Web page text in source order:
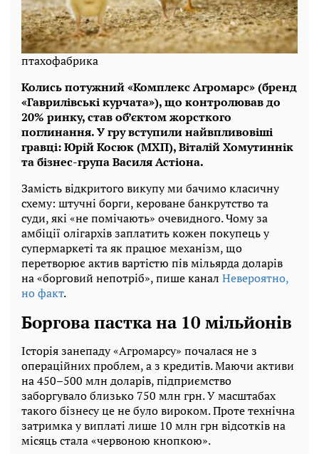
птахофабрика
Колись потужний «Комплекс Агромарс» (бренд
«Гаврилівські курчата»), що контролював до
20% ринку, став об’єктом жорсткого
поглинання. У гру вступили найвпливовіші
гравці: Юрій Косюк (МХП), Віталій Хомутиннік
та бізнес-група Василя Астіона.
Замість відкритого викупу ми бачимо класичну
схему: штучні борги, кероване банкрутство та
суди, які «не помічають» очевидного. Чому за
амбіції олігархів заплатить кожен покупець у
супермаркеті та як працює механізм, що
перетворює актив вартістю пів мільярда доларів
на «борговий непотріб», пише канал Невероятно,
но факт.
Боргова пастка на 10 мільйонів
Історія занепаду «Агромарсу» почалася не з
операційних проблем, а з кредитів. Маючи активи
на 450–500 млн доларів, підприємство
заборгувало близько 750 млн грн. У масштабах
такого бізнесу це не було вироком. Проте технічна
затримка у виплаті лише 10 млн грн відсотків на
місяць стала «червоною кнопкою».